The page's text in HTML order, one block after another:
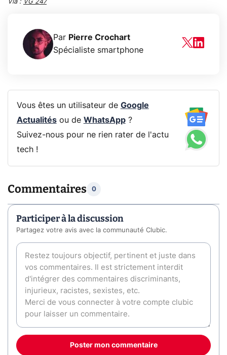
Via : VG 247
Par Pierre Crochart
Spécialiste smartphone
Vous êtes un utilisateur de Google
Actualitésou de WhatsApp?
Suivez-nous pour ne rien rater de l'actu
tech !
Commentaires 0
Participer à la discussion
Partagez votre avis avec la communauté Clubic.
Poster mon commentaire